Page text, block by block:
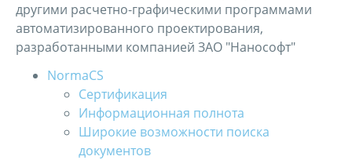
другими расчетно-графическими программами
автоматизированного проектирования,
разработанными компанией ЗАО "Нанософт"
NormaCS
Сертификация
Информационная полнота
Широкие возможности поиска
документов